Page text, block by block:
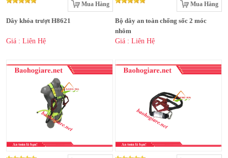
Mua Hàng
Dây khóa trượt H8621
Giá : Liên Hệ
Mua Hàng
Bộ dây an toàn chống sốc 2 móc
nhôm
Giá : Liên Hệ